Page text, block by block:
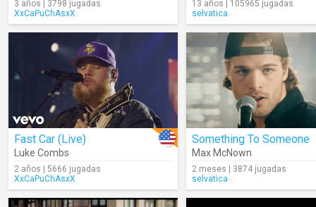
3 años | 3798 jugadas
XxCaPuChAsxX
13 años | 105965 jugadas
selvatica
Fast Car (Live)
Luke Combs
2 años | 5666 jugadas
XxCaPuChAsxX
Something To Someone
Max McNown
2 meses | 3874 jugadas
selvatica